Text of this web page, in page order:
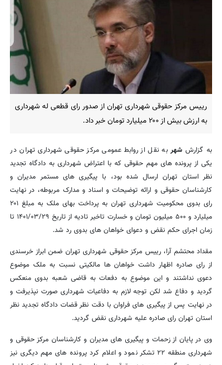
رییس مرکز حقوقی شهرداری تهران از صدور رای قطعی له شهرداری
به ارزش بیش از ۲۰۰ میلیارد تومان خبر داد.
به گزارششهربه نقل از روابط عمومی مرکز حقوقی شهرداری تهران در
یکی از پرونده های مهم حقوقی که با اعتراض شهرداری به دادگاه تجدید
نظر استان تهران ارسال شده بود، با پیگیری های مستمر مدیران و
کارشناسان حقوقی و ارائه توضیحات و اسناد و مدارک مربوطه، در نهایت
رای بدوی محکومیت شهرداری تهران به پرداخت بهای ملک به مبلغ ۲۰۱
میلیارد و ۵۰۰ میلیون تومان و خسارت تاخیر تادیه از تاریخ ۱۴۰۱/۰۳/۲۹ تا
زمان اجرای حکم نقض و دعوای خواهان های بدوی رد شد.
مقداد محتشم آرا، رییس مرکز حقوقی شهرداری تهران ضمن ابراز خرسندی
از رای صادره اظهار داشت خواهان ها مالکیتی نسبت به ملک موضوع
دعوی نداشتند و این موضوع به دفعات به قاضی شعبه بدوی منعکس
گردید و دفاع شد لکن توجه لازم به دفاعیات شهرداری صورت نپذیرفت و
در نهایت پس از پیگیری های فراوان با دقت نظر قضات دادگاه تجدید نظر
استان تهران رای صادره علیه شهرداری نقض گردید.
وی در پایان از زحمات و پیگیری های مدیران و کارشناسان مرکز حقوقی و
شهرداری منطقه ۲۲ تشکر نمود و اعلام کرد پرونده های مهم دیگری نیز